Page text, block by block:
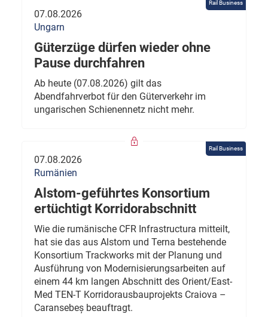
Rail Business
07.08.2026
Ungarn
Güterzüge dürfen wieder ohne
Pause durchfahren
Ab heute (07.08.2026) gilt das
Abendfahrverbot für den Güterverkehr im
ungarischen Schienennetz nicht mehr.
Rail Business
07.08.2026
Rumänien
Alstom-geführtes Konsortium
ertüchtigt Korridorabschnitt
Wie die rumänische CFR Infrastructura mitteilt,
hat sie das aus Alstom und Terna bestehende
Konsortium Trackworks mit der Planung und
Ausführung von Modernisierungsarbeiten auf
einem 44 km langen Abschnitt des Orient/East-
Med TEN-T Korridorausbauprojekts Craiova –
Caransebeș beauftragt.